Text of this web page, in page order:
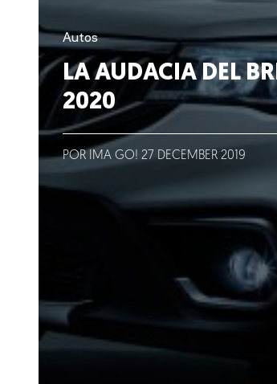
Lo que hacemos
Blog
Talento
Conversemos
Autos
LA AUDACIA DEL
2020
POR IMA GO! 27 DECEMBER 2019